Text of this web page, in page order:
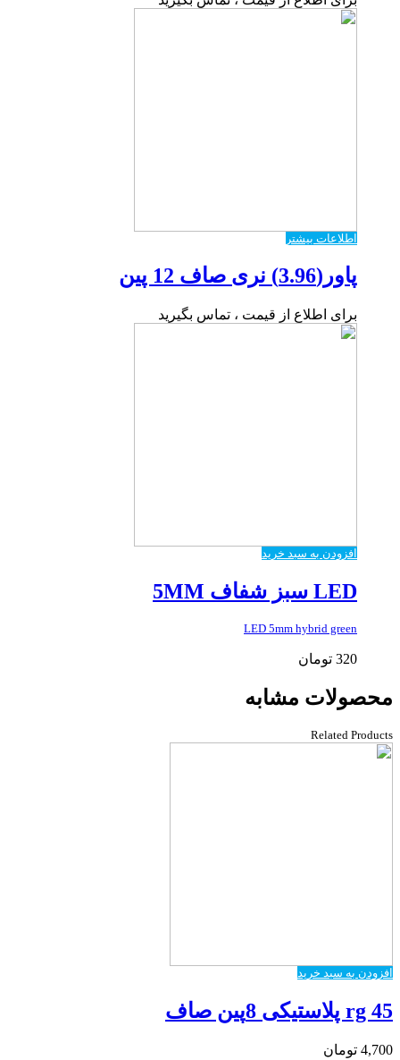
اطلاعات بیشتر
پاور(3.96) نری صاف 12 پین
برای اطلاع از قیمت ، تماس بگیرید
افزودن به سبد خرید
LED سبز شفاف 5MM
LED 5mm hybrid green
320 تومان
محصولات مشابه
Related Products
افزودن به سبد خرید
rg 45 پلاستیکی 8پین صاف
4,700 تومان